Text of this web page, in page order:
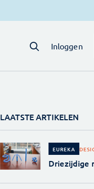
Inloggen
LAATSTE ARTIKELEN
EUREKA
Driezijdige